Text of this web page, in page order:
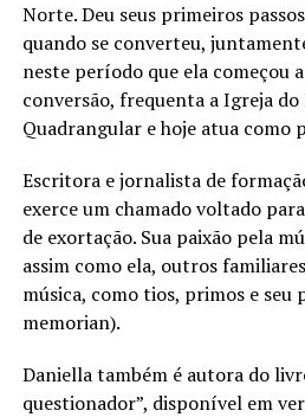
Norte. Deu seus primeiros
quando se converteu,
neste período que ela começou
conversão, frequenta a Igreja do
Quadrangular e hoje atua como
Escritora e jornalista de
exerce um chamado voltado
de exortação. Sua paixão pela
assim como ela, outros
música, como tios, primos e seu
memorian).
Daniella também é autora do
questionador”, disponível em